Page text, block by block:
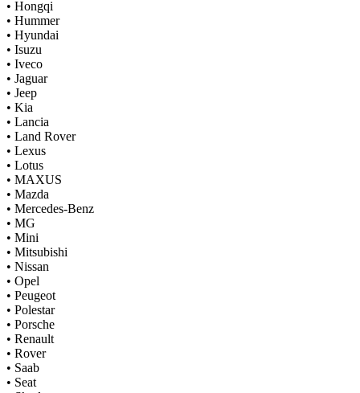
• Hongqi
• Hummer
• Hyundai
• Isuzu
• Iveco
• Jaguar
• Jeep
• Kia
• Lancia
• Land Rover
• Lexus
• Lotus
• MAXUS
• Mazda
• Mercedes-Benz
• MG
• Mini
• Mitsubishi
• Nissan
• Opel
• Peugeot
• Polestar
• Porsche
• Renault
• Rover
• Saab
• Seat